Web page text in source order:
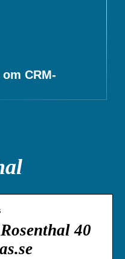
CRM-
40